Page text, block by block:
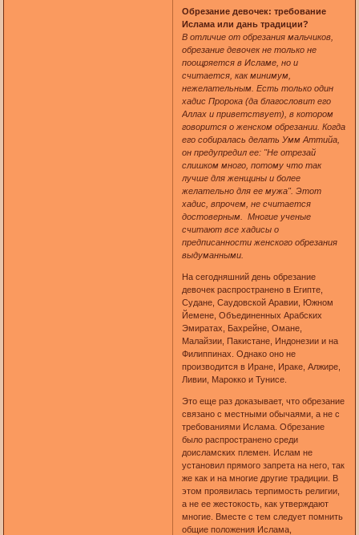
Обрезание девочек: требование
Ислама или дань традиции?
В отличие от обрезания мальчиков,
обрезание девочек не только не
поощряется в Исламе, но и
считается, как минимум,
нежелательным. Есть только один
хадис Пророка (да благословит его
Аллах и приветствует), в котором
говорится о женском обрезании. Когда
его собиралась делать Умм Аттийа,
он предупредил ее: "Не отрезай
слишком много, потому что так
лучше для женщины и более
желательно для ее мужа". Этот
хадис, впрочем, не считается
достоверным. Многие ученые
считают все хадисы о
предписанности женского обрезания
выдуманными.
На сегодняшний день обрезание
девочек распространено в Египте,
Судане, Саудовской Аравии, Южном
Йемене, Объединенных Арабских
Эмиратах, Бахрейне, Омане,
Малайзии, Пакистане, Индонезии и на
Филиппинах. Однако оно не
производится в Иране, Ираке, Алжире,
Ливии, Марокко и Тунисе.
Это еще раз доказывает, что обрезание
связано с местными обычаями, а не с
требованиями Ислама. Обрезание
было распространено среди
доисламских племен. Ислам не
установил прямого запрета на него, так
же как и на многие другие традиции. В
этом проявилась терпимость религии,
а не ее жестокость, как утверждают
многие. Вместе с тем следует помнить
общие положения Ислама,